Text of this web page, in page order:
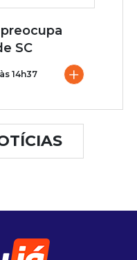
SC
14h37 +